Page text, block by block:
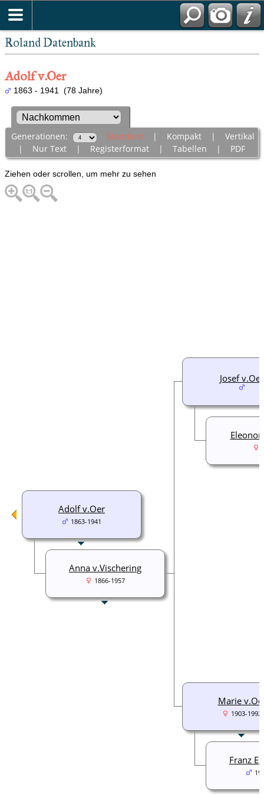
Roland Datenbank
Adolf v.Oer
1863 - 1941 (78 Jahre)
Generationen: Standard | Kompakt| Vertikal
| Nur Text| Registerformat| Tabellen | PDF
Ziehen oder scrollen, um mehr zu sehen
Josef v.Oer
Marie
1903-1992
Franz
Adolf v.Oer
1863-1941
Anna v.Vischering
1866-1957